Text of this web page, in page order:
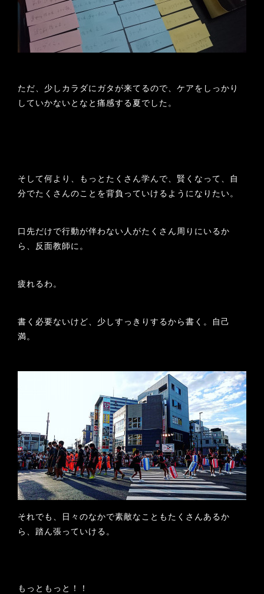
ただ、少しカラダにガタが来てるので、ケアをしっかり
していかないとなと痛感する夏でした。
そして何より、もっとたくさん学んで、賢くなって、自
分でたくさんのことを背負っていけるようになりたい。
口先だけで行動が伴わない人がたくさん周りにいるか
ら、反面教師に。
疲れるわ。
書く必要ないけど、少しすっきりするから書く。自己
満。
それでも、日々のなかで素敵なこともたくさんあるか
ら、踏ん張っていける。
もっともっと！！